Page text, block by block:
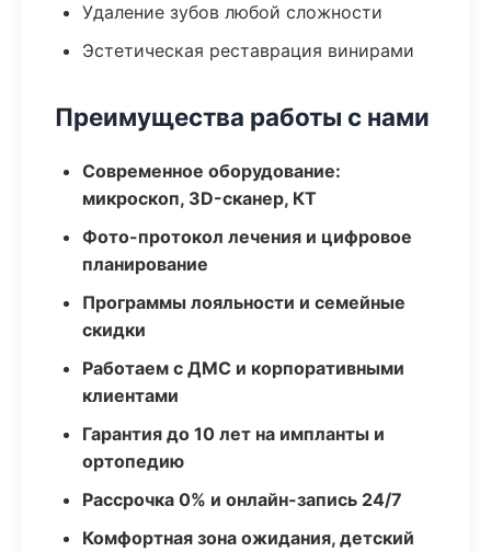
Удаление зубов любой сложности
Эстетическая реставрация винирами
Преимущества работы с нами
Современное оборудование:
микроскоп, 3D-сканер, КТ
Фото-протокол лечения и цифровое
планирование
Программы лояльности и семейные
скидки
Работаем с ДМС и корпоративными
клиентами
Гарантия до 10 лет на импланты и
ортопедию
Рассрочка 0% и онлайн-запись 24/7
Комфортная зона ожидания, детский